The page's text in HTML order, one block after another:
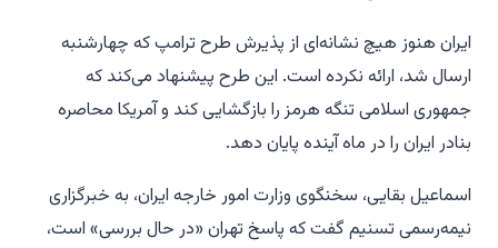
ایران هنوز هیچ نشانه‌ای از پذیرش طرح ترامپ که چهارشنبه
ارسال شد، ارائه نکرده است. این طرح پیشنهاد می‌کند که
جمهوری اسلامی تنگه هرمز را بازگشایی کند و آمریکا محاصره
بنادر ایران را در ماه آینده پایان دهد.
اسماعیل بقایی، سخنگوی وزارت امور خارجه ایران، به خبرگزاری
نیمه‌رسمی تسنیم گفت که پاسخ تهران «در حال بررسی» است،